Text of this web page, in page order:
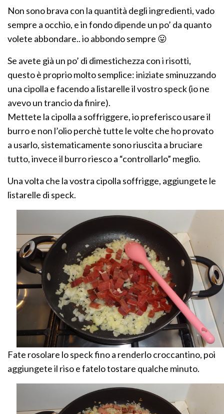
Non sono brava con la quantità degli ingredienti, vado
sempre a occhio, e in fondo dipende un po’ da quanto
volete abbondare.. io abbondo sempre 😛
Se avete già un po’ di dimestichezza con i risotti,
questo è proprio molto semplice: iniziate sminuzzando
una cipolla e facendo a listarelle il vostro speck (io ne
avevo un trancio da finire).
Mettete la cipolla a soffriggere, io preferisco usare il
burro e non l’olio perchè tutte le volte che ho provato
a usarlo, sistematicamente sono riuscita a bruciare
tutto, invece il burro riesco a “controllarlo” meglio.
Una volta che la vostra cipolla soffrigge, aggiungete le
listarelle di speck.
Fate rosolare lo speck fino a renderlo croccantino, poi
aggiungete il riso e fatelo tostare qualche minuto.